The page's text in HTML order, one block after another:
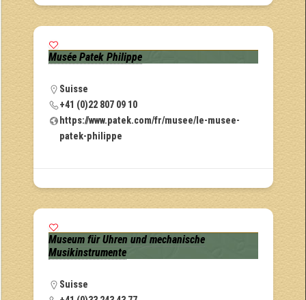
Musée Patek Philippe
Suisse
+41 (0)22 807 09 10
https://www.patek.com/fr/musee/le-musee-
patek-philippe
Museum für Uhren und mechanische
Musikinstrumente
Suisse